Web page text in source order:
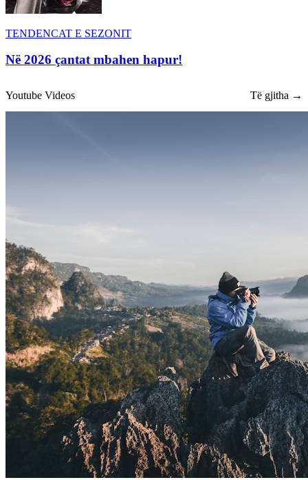
TENDENCAT E SEZONIT
Në 2026 çantat mbahen hapur!
Youtube Videos Të gjitha →